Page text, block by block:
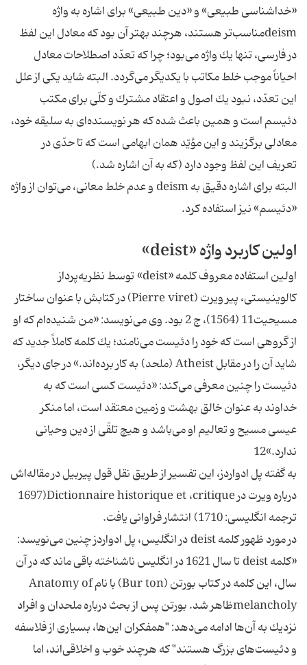
«خداشناسى طبيعى» و «دين طبيعى» براى اشاره به واژه
deismمناسب‌تر هستند، هرچند بهتر آن بود كه معادل اين لفظ
در فارسى، تنها يك واژه مى‌بود؛ چرا كه تعدّد اصطلاحات معادل
احياناً موجب خلط مكاتب با يكديگر مى‌گردد. البته شايد يكى از علل
اين تعدّد، نبود يك اصول و اعتقاد مشترك و كلّى براى مكتب
دئيسم است و همين باعث شده كه هر نويسنده‌اى به سليقه خود،
معادلى برگزيند و اين مؤيّد همان ابهامى است كه تا حدّى در
تعريف اين لفظ وجود دارد (كه به آن اشاره شد.)
البته براى اشاره دقيق به deism و عدم خلط معانى، مى‌توان از واژه
«دئيسم» نيز استفاده كرد.
اولين كاربرد واژه «deist»
اولين استفاده معروف كلمه «deist» توسط نظريه‌پرداز
كالوينيستى، پير ويرت (Pierre viret) در كتابش با عنوان ساختار
مسيحيت11 (1564)، ج 2 بود. وى مى‌نويسد: «من شنيده‌ام كه او
از گروهى است كه خود را دئيست مى‌نامند؛ يك كلمه كاملاً جديد كه
شايد آن را در مقابل Atheist (ملحد) به كار برده‌اند.» در جاى ديگر،
دئيست را چنين معرفى مى‌كند: «دئيست كسى است كه به
خداوند به عنوان خالق بهشت و زمين معتقد است، اما منكر
عيسى مسيح و تعاليم او مى‌باشد و هيچ تلقّى از دين وحيانى
ندارد.»12
به گفته پل ادواردز، اين تفسير از طريق نقل قول پيربيل در مقاله‌اش
درباره ويرت در Dictionnaire historique et ،critique(1697
ترجمه انگليسى: 1710) انتشار فراوانى يافت.
در مورد ظهور كلمه deist در انگليس، پل ادواردز چنين مى‌نويسد:
«كلمه deist تا سال 1621 در انگليس ناشناخته باقى ماند كه در آن
سال، اين كلمه در كتاب بورتن (Bur ton) با نام Anatomy of
melancholyظاهر شد. بورتن پس از بحث درباره ملحدان و افراد
نزديك به آن‌ها ادامه مى‌دهد: "همفكران اين‌ها، بسيارى از فلاسفه
و دئيست‌هاى بزرگ هستند" كه هرچند خوب و اخلاقى‌اند، اما